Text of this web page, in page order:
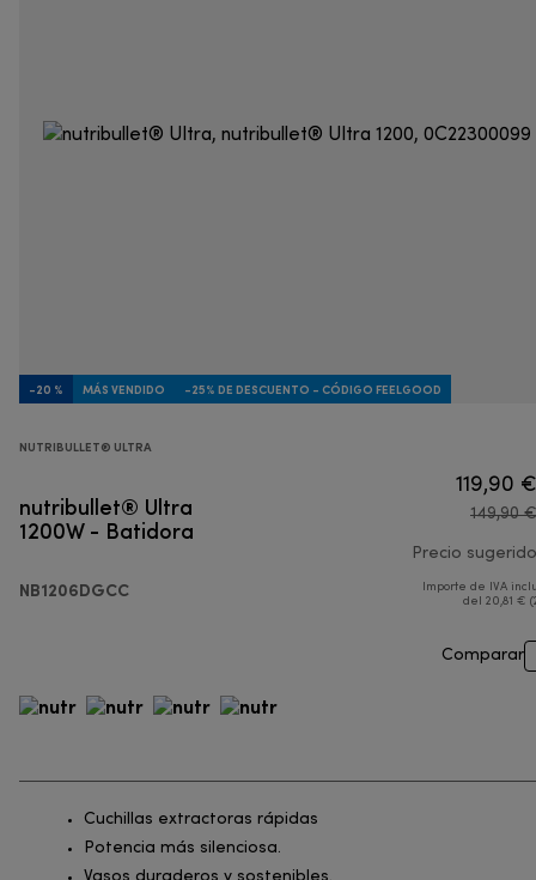
-20 % MÁS VENDIDO -25% DE DESCUENTO - CÓDIGO FEELGOOD
NUTRIBULLET® ULTRA
nutribullet® Ultra
1200W - Batidora
NB1206DGCC
119,90 €
149,90 €
Precio sugerido
Importe de IVA
del 20,81 €
Comparar
Cuchillas extractoras rápidas
Potencia más silenciosa.